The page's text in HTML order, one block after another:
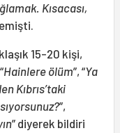
Kısacası,
15-20 kişi,
Hainlere ölüm”, “Ya
Kıbrıs’taki
”,
” diyerek bildiri